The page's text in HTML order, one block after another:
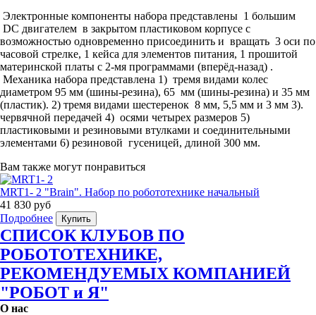
Электронные компоненты набора представлены 1 большим
DC двигателем в закрытом пластиковом корпусе с
возможностью одновременно присоединить и вращать 3 оси по
часовой стрелке, 1 кейса для элементов питания, 1 прошитой
материнской платы с 2-мя программами (вперёд-назад) .
Механика набора представлена 1) тремя видами колес
диаметром 95 мм (шины-резина), 65 мм (шины-резина) и 35 мм
(пластик). 2) тремя видами шестеренок 8 мм, 5,5 мм и 3 мм 3).
червячной передачей 4) осями четырех размеров 5)
пластиковыми и резиновыми втулками и соединительными
элементами 6) резиновой гусеницей, длиной 300 мм.
Вам также могут понравиться
MRT1- 2 "Brain". Набор по робототехнике начальный
41 830 руб
Подробнее
Купить
СПИСОК КЛУБОВ ПО
РОБОТОТЕХНИКЕ,
РЕКОМЕНДУЕМЫХ КОМПАНИЕЙ
"РОБОТ и Я"
О нас